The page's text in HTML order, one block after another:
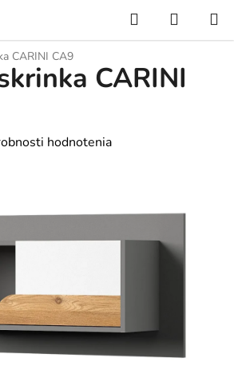
Hľadať
KOŠÍK
CARINI CA9
CARINI
hodnotenia